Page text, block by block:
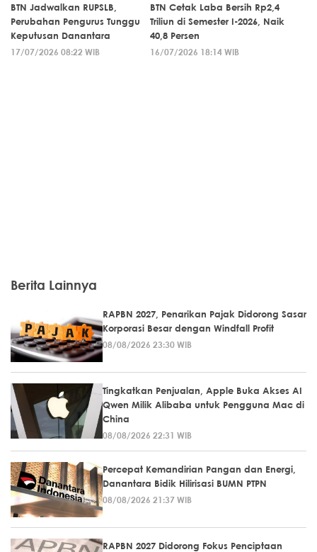
BTN Jadwalkan RUPSLB,
Perubahan Pengurus Tunggu
Keputusan Danantara
17/07/2026 08:22 WIB
BTN Cetak Laba Bersih Rp2,4
Triliun di Semester I-2026, Naik
40,8 Persen
16/07/2026 18:14 WIB
Berita Lainnya
RAPBN 2027, Penarikan Pajak Didorong Sasar
Korporasi Besar dengan Windfall Profit
08/08/2026 23:30 WIB
Tingkatkan Penjualan, Apple Buka Akses AI
Qwen Milik Alibaba untuk Pengguna Mac di
China
08/08/2026 22:31 WIB
Percepat Kemandirian Pangan dan Energi,
Danantara Bidik Hilirisasi BUMN PTPN
08/08/2026 21:37 WIB
RAPBN 2027 Didorong Fokus Penciptaan